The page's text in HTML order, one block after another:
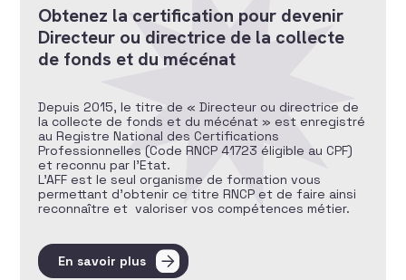
Obtenez la certification pour devenir
Directeur ou directrice de la collecte
de fonds et du mécénat
Depuis 2015, le titre de « Directeur ou directrice de
la collecte de fonds et du mécénat » est enregistré
au Registre National des Certifications
Professionnelles (Code RNCP 41723 éligible au CPF)
et reconnu par l’Etat.
L’AFF est le seul organisme de formation vous
permettant d’obtenir ce titre RNCP et de faire ainsi
reconnaître et valoriser vos compétences métier.
En savoir plus